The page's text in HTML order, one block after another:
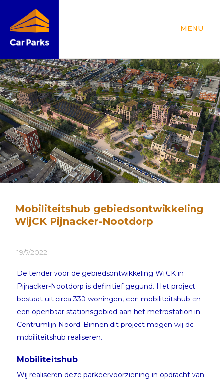
MENU
Mobiliteitshub gebiedsontwikkeling
WijCK Pijnacker-Nootdorp
19/7/2022
De tender voor de gebiedsontwikkeling WijCK in
Pijnacker-Nootdorp is definitief gegund. Het project
bestaat uit circa 330 woningen, een mobiliteitshub en
een openbaar stationsgebied aan het metrostation in
Centrumlijn Noord. Binnen dit project mogen wij de
mobiliteitshub realiseren.
Mobiliteitshub
Wij realiseren deze parkeervoorziening in opdracht van